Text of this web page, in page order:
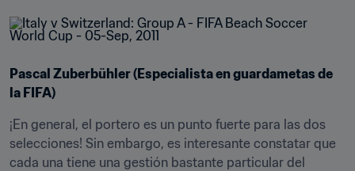
Pascal Zuberbühler (Especialista en guardametas de
la FIFA)
¡En general, el portero es un punto fuerte para las dos
selecciones! Sin embargo, es interesante constatar que
cada una tiene una gestión bastante particular del